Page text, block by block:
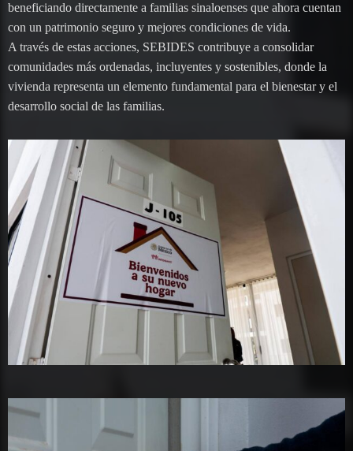
beneficiando directamente a familias sinaloenses que ahora cuentan
con un patrimonio seguro y mejores condiciones de vida.
A través de estas acciones, SEBIDES contribuye a consolidar
comunidades más ordenadas, incluyentes y sostenibles, donde la
vivienda representa un elemento fundamental para el bienestar y el
desarrollo social de las familias.